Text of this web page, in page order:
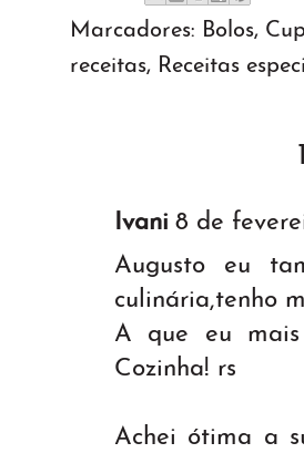
Marcadores: Bolos,
receitas, Receitas
Ivani 8 de
Augusto eu
culinária,tenho
A que eu
Cozinha! rs
Achei ótima a